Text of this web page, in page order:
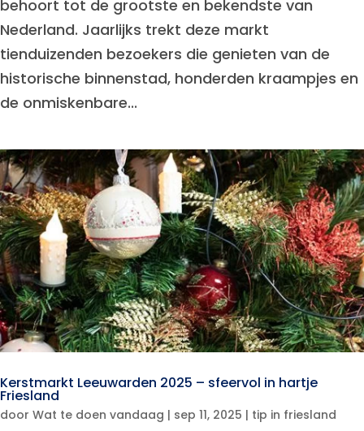
behoort tot de grootste en bekendste van
Nederland. Jaarlijks trekt deze markt
tienduizenden bezoekers die genieten van de
historische binnenstad, honderden kraampjes en
de onmiskenbare...
Kerstmarkt Leeuwarden 2025 – sfeervol in hartje
Friesland
door Wat te doen vandaag | sep 11, 2025 | tip in friesland